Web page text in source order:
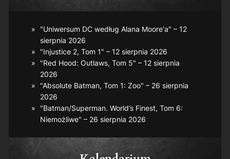
"Uniwersum DC według Alana Moore'a" – 12
sierpnia 2026
"Injustice 2, Tom 1" – 12 sierpnia 2026
"Red Hood: Outlaws, Tom 5" – 12 sierpnia
2026
"Absolute Batman, Tom 1: Zoo" – 26 sierpnia
2026
"Batman/Superman. World’s Finest, Tom 6:
Niemożliwe" – 26 sierpnia 2026